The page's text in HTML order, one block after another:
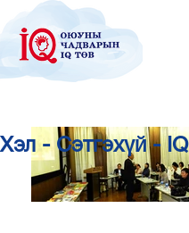
Хэл - Сэтгэхүй - IQ